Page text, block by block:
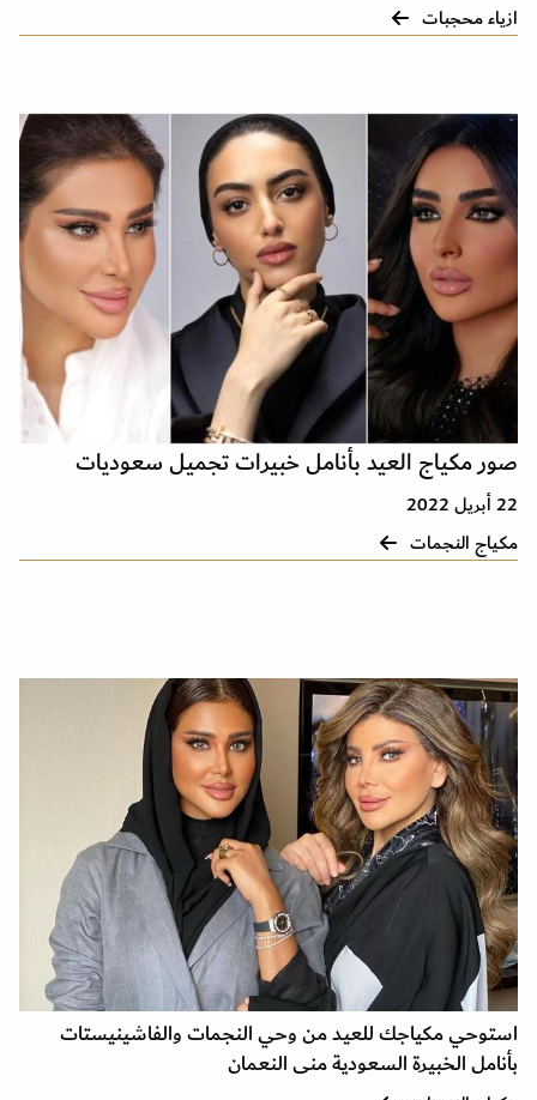
ازياء محجبات
صور مكياج العيد بأنامل خبيرات تجميل سعوديات
22 أبريل 2022
مكياج النجمات
استوحي مكياجك للعيد من وحي النجمات والفاشينيستات
بأنامل الخبيرة السعودية منى النعمان